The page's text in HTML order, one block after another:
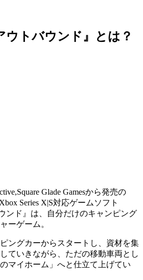
ウトバウンド』とは？
Glade Gamesから発売の
Series X|S対応ゲームソフト
ンド』は、自分だけのキャンピング
ーゲーム 。
ングカーからスタートし、資材を集
ていきながら、ただの移動車両とし
マイホーム」 へと仕立て上げてい